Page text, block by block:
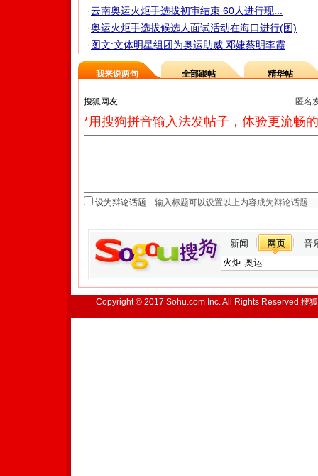
·云南奥运火炬手选拔初审结束 60人进行现...
·奥运火炬手选拔候选人面试活动在海口进行(图)
·图文:文体明星组团为奥运助威 邓婕蔡明李霞
我来说两句 全部跟帖 精华帖
匿名
*用搜狗拼音输入法发帖子，体验更流畅
设为辩论话题
新闻 网页 音
Copyright © 2017 Sohu.com Inc. All Rights Reserved.搜